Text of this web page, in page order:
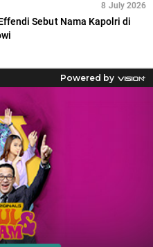
8 July 2026
Sebut Nama Kapolri di